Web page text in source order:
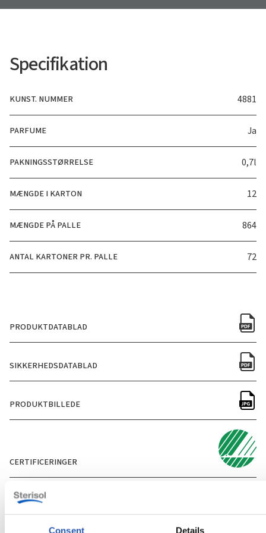
Consent Details
Specifikation
KUNST. NUMMER 4881
PARFUME Ja
PAKNINGSSTØRRELSE 0,7l
MÆNGDE I KARTON 12
MÆNGDE PÅ PALLE 864
ANTAL KARTONER PR. PALLE 72
PRODUKTDATABLAD
SIKKERHEDSDATABLAD
PRODUKTBILLEDE
CERTIFICERINGER